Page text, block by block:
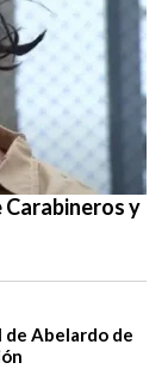
Carabineros y
de Abelardo de